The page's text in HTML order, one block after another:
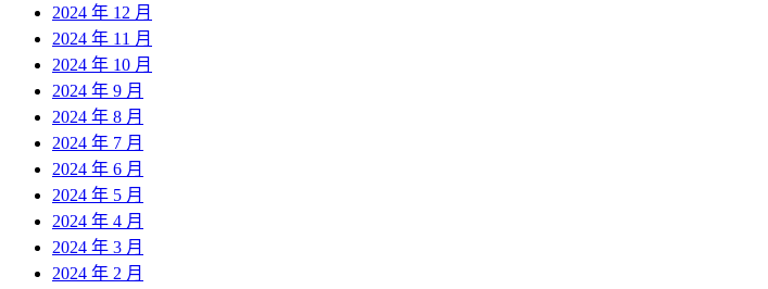
2024 年 12 月
2024 年 11 月
2024 年 10 月
2024 年 9 月
2024 年 8 月
2024 年 7 月
2024 年 6 月
2024 年 5 月
2024 年 4 月
2024 年 3 月
2024 年 2 月